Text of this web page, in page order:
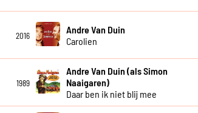
2016
Andre Van Duin
Carolien
1989
Andre Van Duin (als Simon
Naaigaren)
Daar ben ik niet blij mee